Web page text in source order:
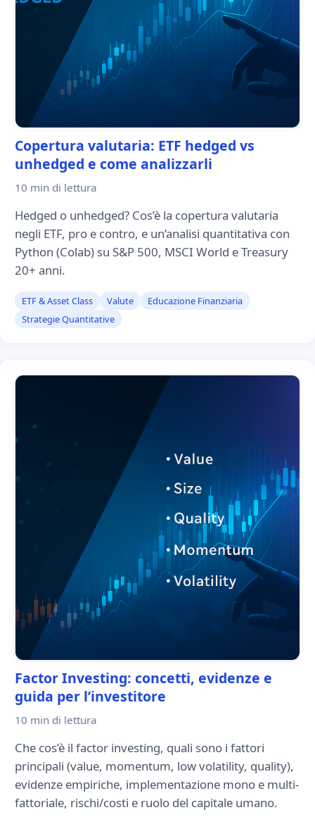
Copertura valutaria: ETF hedged vs
unhedged e come analizzarli
10 min di lettura
Hedged o unhedged? Cos’è la copertura valutaria
negli ETF, pro e contro, e un’analisi quantitativa con
Python (Colab) su S&P 500, MSCI World e Treasury
20+ anni.
ETF & Asset Class Valute
Educazione Finanziaria
Strategie Quantitative
Factor Investing: concetti, evidenze e
guida per l’investitore
10 min di lettura
Che cos’è il factor investing, quali sono i fattori
principali (value, momentum, low volatility, quality),
evidenze empiriche, implementazione mono e multi-
fattoriale, rischi/costi e ruolo del capitale umano.